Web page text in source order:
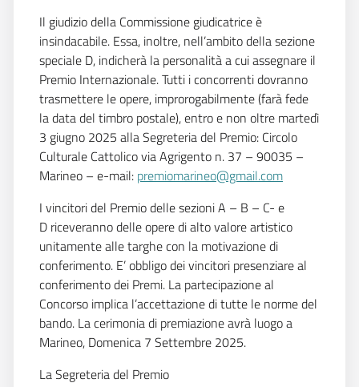
Il giudizio della Commissione giudicatrice è
insindacabile. Essa, inoltre, nell’ambito della sezione
speciale D, indicherà la personalità a cui assegnare il
Premio Internazionale. Tutti i concorrenti dovranno
trasmettere le opere, improrogabilmente (farà fede
la data del timbro postale), entro e non oltre martedì
3 giugno 2025 alla Segreteria del Premio: Circolo
Culturale Cattolico via Agrigento n. 37 – 90035 –
Marineo – e-mail: premiomarineo@gmail.com
I vincitori del Premio delle sezioni A – B – C- e
D riceveranno delle opere di alto valore artistico
unitamente alle targhe con la motivazione di
conferimento. E’ obbligo dei vincitori presenziare al
conferimento dei Premi. La partecipazione al
Concorso implica l’accettazione di tutte le norme del
bando. La cerimonia di premiazione avrà luogo a
Marineo, Domenica 7 Settembre 2025.
​​​​​​​​La Segreteria del Premio